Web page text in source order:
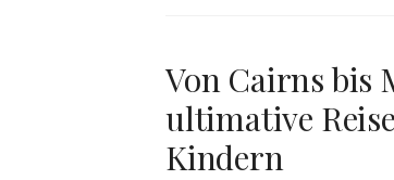
Von Cairns bis
ultimative
Kindern